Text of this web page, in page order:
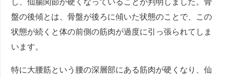
し、仙腸関節が硬くなっていることが判明しました。骨
盤の後傾とは、骨盤が後ろに傾いた状態のことで、この
状態が続くと体の前側の筋肉が過度に引っ張られてしま
います。
特に大腰筋という腰の深層部にある筋肉が硬くなり、仙